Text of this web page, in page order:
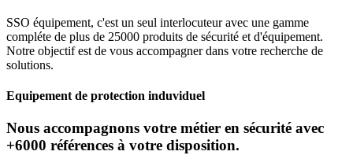
SSO équipement, c'est un seul interlocuteur avec une gamme
compléte de plus de 25000 produits de sécurité et d'équipement.
Notre objectif est de vous accompagner dans votre recherche de
solutions.
Equipement de protection induviduel
Nous accompagnons votre métier en sécurité avec
+6000 références à votre disposition.